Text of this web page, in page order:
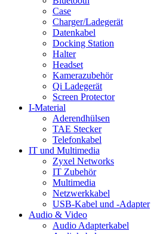
Case
Charger/Ladegerät
Datenkabel
Docking Station
Halter
Headset
Kamerazubehör
Qi Ladegerät
Screen Protector
I-Material
Aderendhülsen
TAE Stecker
Telefonkabel
IT und Multimedia
Zyxel Networks
IT Zubehör
Multimedia
Netzwerkkabel
USB-Kabel und -Adapter
Audio & Video
Audio Adapterkabel